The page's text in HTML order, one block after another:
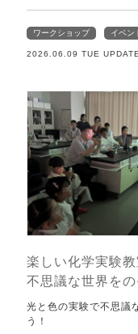
ワークショップ イベン
2026.06.09 TUE
楽しい化学実験
不思議な世界を
光と色の実験で不思議
う！